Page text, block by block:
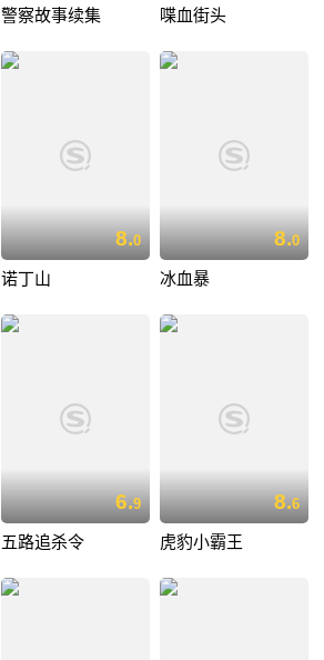
警察故事续集 喋血街头
8.0
诺丁山
8.0
冰血暴
6.9
五路追杀令
8.6
虎豹小霸王